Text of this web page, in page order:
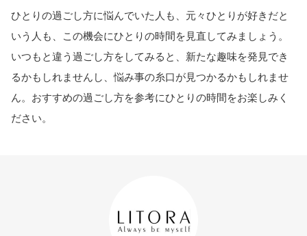
ひとりの過ごし方に悩んでいた人も、元々ひとりが好きだと
いう人も、この機会にひとりの時間を見直してみましょう。
いつもと違う過ごし方をしてみると、新たな趣味を発見でき
るかもしれませんし、悩み事の糸口が見つかるかもしれませ
ん。おすすめの過ごし方を参考にひとりの時間をお楽しみく
ださい。